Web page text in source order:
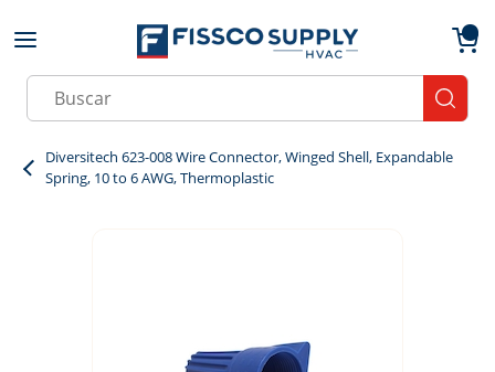
Skip to main content
Site Search
Diversitech 623-008 Wire Connector, Winged Shell, Expandable
Spring, 10 to 6 AWG, Thermoplastic